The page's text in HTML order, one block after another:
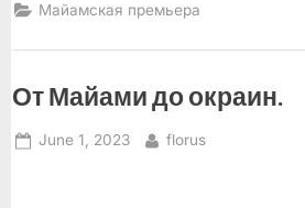
Майамская премьера
От Майами до окраин.
Posted
June 1, 2023 By
florus